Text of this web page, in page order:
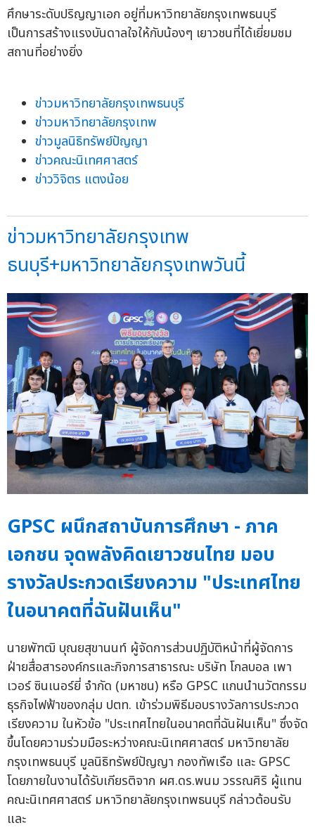
ศึกษาระดับปริญญาเอก อยู่ที่มหาวิทยาลัยกรุงเทพธนบุรี
เป็นการสร้างแรงบันดาลใจให้กับน้องๆ เยาวชนที่ได้เยี่ยมชม
สถานที่อย่างยิ่ง
ข่าวมหาวิทยาลัยกรุงเทพธนบุรี
ข่าวมหาวิทยาลัยกรุงเทพ
ข่าวมูลนิธิทรัพย์ปัญญา
ข่าวคณะนิเทศศาสตร์
ข่าววิจิตร แตงน้อย
ข่าวมหาวิทยาลัยกรุงเทพ
ธนบุรี+มหาวิทยาลัยกรุงเทพวันนี้
GPSC ผนึกสถาบันการศึกษา - ภาค
เอกชน จุดพลังคิดเยาวชนไทย มอบ
รางวัลประกวดเรียงความ "ประเทศไทย
ในอนาคตที่ฉันฝันเห็น"
นายพัฑฒิ บุณยสุขานนท์ ผู้จัดการส่วนปฏิบัติหน้าที่ผู้จัดการ
ฝ่ายสื่อสารองค์กรและกิจการสาธารณะ บริษัท โกลบอล เพา
เวอร์ ซินเนอร์ยี่ จำกัด (มหาชน) หรือ GPSC แกนนำนวัตกรรม
ธุรกิจไฟฟ้าของกลุ่ม ปตท. เข้าร่วมพิธีมอบรางวัลการประกวด
เรียงความ ในหัวข้อ "ประเทศไทยในอนาคตที่ฉันฝันเห็น" ซึ่งจัด
ขึ้นโดยความร่วมมือระหว่างคณะนิเทศศาสตร์ มหาวิทยาลัย
กรุงเทพธนบุรี มูลนิธิทรัพย์ปัญญา กองทัพเรือ และ GPSC
โดยภายในงานได้รับเกียรติจาก ผศ.ดร.พนม วรรณศิริ ผู้แทน
คณะนิเทศศาสตร์ มหาวิทยาลัยกรุงเทพธนบุรี กล่าวต้อนรับ
และ